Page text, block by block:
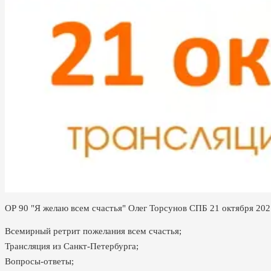
ОР 90 "Я желаю всем счастья" Олег Торсунов СПБ 21 октября
Всемирный ретрит пожелания всем счастья;
Трансляция из Санкт-Петербурга;
Вопросы-ответы;